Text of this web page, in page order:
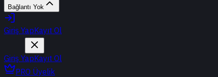
Bağlantı Yok
Giriş YapKayıt Ol
Giriş YapKayıt Ol
PRO Üyelik